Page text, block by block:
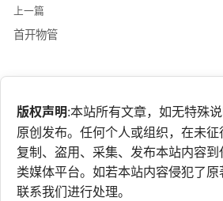
上一篇
首开物管
版权声明:本站所有文章，如无特殊
原创发布。任何个人或组织，在未
复制、盗用、采集、发布本站内容
类媒体平台。如若本站内容侵犯了
联系我们进行处理。